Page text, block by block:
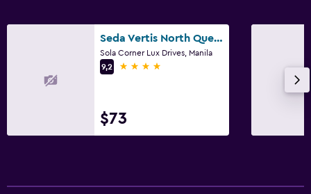
Seda Vertis North Quezon City
Sola Corner Lux Drives, Manila
9,2
4 estrellas
$73